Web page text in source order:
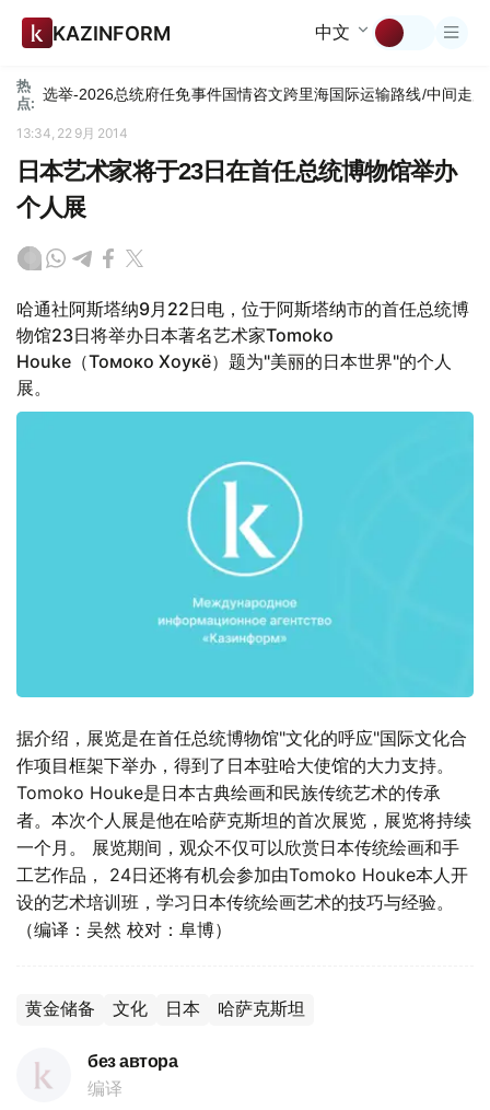
KAZINFORM 中文
热
点: 选举-2026总统府任免事件国情咨文跨里海国际运输路线/中间走廊
13:34, 22 9月 2014
日本艺术家将于23日在首任总统博物馆举办
个人展
哈通社阿斯塔纳9月22日电，位于阿斯塔纳市的首任总统博
物馆23日将举办日本著名艺术家Tomoko
Houke（Томоко Хоукё）题为"美丽的日本世界"的个人
展。
据介绍，展览是在首任总统博物馆"文化的呼应"国际文化合
作项目框架下举办，得到了日本驻哈大使馆的大力支持。
Tomoko Houke是日本古典绘画和民族传统艺术的传承
者。本次个人展是他在哈萨克斯坦的首次展览，展览将持续
一个月。 展览期间，观众不仅可以欣赏日本传统绘画和手
工艺作品， 24日还将有机会参加由Tomoko Houke本人开
设的艺术培训班，学习日本传统绘画艺术的技巧与经验。
（编译：吴然 校对：阜博）
黄金储备 文化 日本 哈萨克斯坦
без автора
编译